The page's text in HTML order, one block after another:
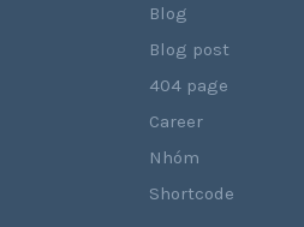
Blog
Blog post
404 page
Career
Nhóm
Shortcode